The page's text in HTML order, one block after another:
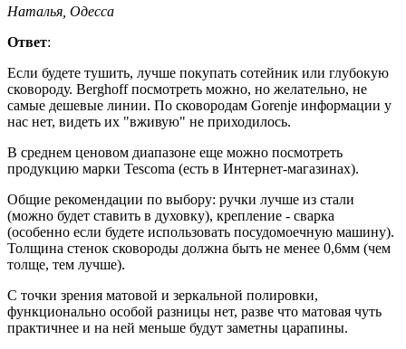
Наталья, Одесса
Ответ:
Если будете тушить, лучше покупать сотейник или глубокую
сковороду. Berghoff посмотреть можно, но желательно, не
самые дешевые линии. По сковородам Gorenje информации у
нас нет, видеть их "вживую" не приходилось.
В среднем ценовом диапазоне еще можно посмотреть
продукцию марки Tescoma (есть в Интернет-магазинах).
Общие рекомендации по выбору: ручки лучше из стали
(можно будет ставить в духовку), крепление - сварка
(особенно если будете использовать посудомоечную машину).
Толщина стенок сковороды должна быть не менее 0,6мм (чем
толще, тем лучше).
С точки зрения матовой и зеркальной полировки,
функционально особой разницы нет, разве что матовая чуть
практичнее и на ней меньше будут заметны царапины.